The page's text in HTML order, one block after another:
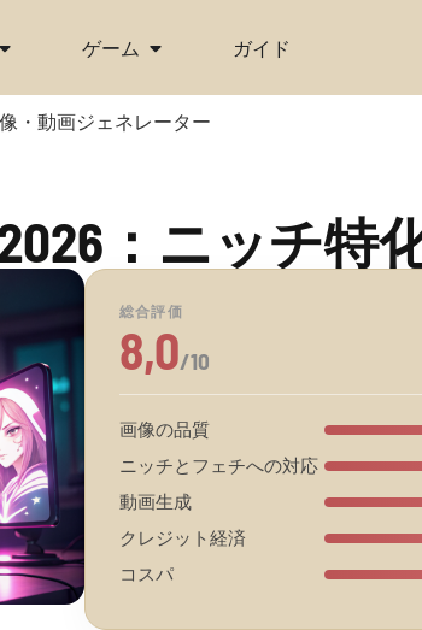
ゲーム ガイド
・動画ジェネレーター
：ニッチ特
総合評価
8,0/10
画像の品質
ニッチとフェチへの対応
動画生成
クレジット経済
コスパ